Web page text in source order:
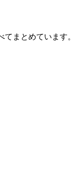
まとめています。